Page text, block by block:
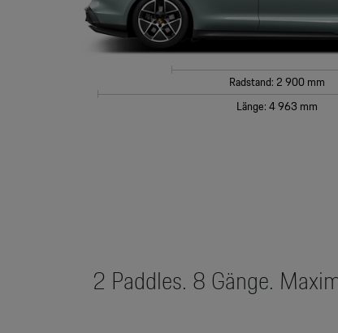
Radstand: 2 900 mm
Länge: 4 963 mm
2 Paddles. 8 Gänge.